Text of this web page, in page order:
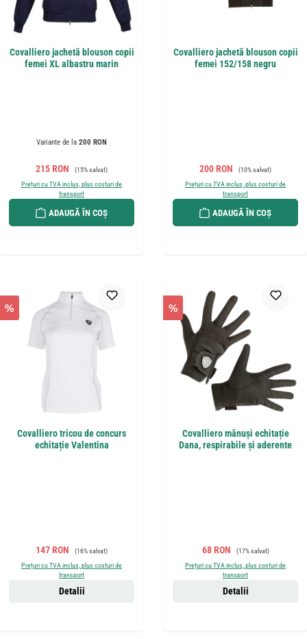
Covalliero jachetă blouson copii
femei XL albastru marin
Variante de la 200 RON
Preț de vânzare:
215 RON Preț obișnuit:
(15% salvat)
Prețuri cu TVA inclus, plus costuri de
transport
ADAUGĂ ÎN COȘ
Covalliero jachetă blouson copii
femei 152/158 negru
Preț de vânzare:
200 RON Preț obișnuit:
(10% salvat)
Prețuri cu TVA inclus, plus costuri de
transport
ADAUGĂ ÎN COȘ
%
Covalliero tricou de concurs
echitație Valentina
Preț de vânzare:
147 RON Preț obișnuit:
(16% salvat)
Prețuri cu TVA inclus, plus costuri de
transport
Detalii
%
Covalliero mănuși echitație
Dana, respirabile și aderente
Preț de vânzare:
68 RON Preț obișnuit:
(17% salvat)
Prețuri cu TVA inclus, plus costuri de
transport
Detalii